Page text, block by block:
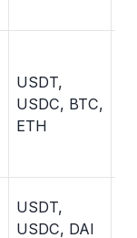
USDT,
USDC, BTC,
ETH
USDT,
USDC, DAI